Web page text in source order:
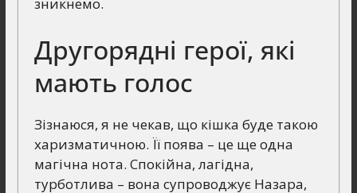
Другорядні герої, які
мають голос
Зізнаюся, я не чекав, що кішка буде такою
харизматичною. Її поява – це ще одна
магічна нота. Спокійна, лагідна,
турботлива – вона супроводжує Назара,